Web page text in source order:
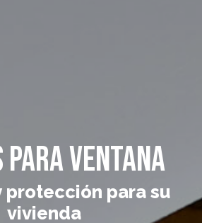
para ventana
protección para su
vivienda